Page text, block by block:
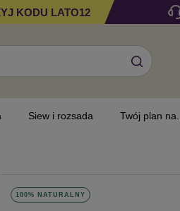
KODU LATO12
Siew i rozsada Twój plan na...
100% NATURALNY